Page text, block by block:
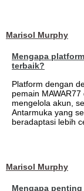
Marisol Murphy
Mengapa
terbaik?
Platform dengan
pemain
mengelola akun,
Antarmuka yang
beradaptasi lebih
Marisol Murphy
Mengapa